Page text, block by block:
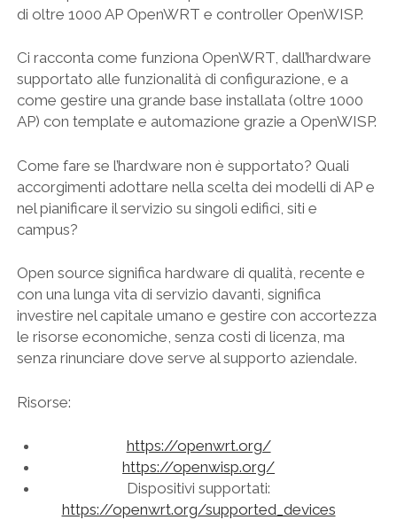
di oltre 1000 AP OpenWRT e controller OpenWISP.
Ci racconta come funziona OpenWRT, dall’hardware
supportato alle funzionalità di configurazione, e a
come gestire una grande base installata (oltre 1000
AP) con template e automazione grazie a OpenWISP.
Come fare se l’hardware non è supportato? Quali
accorgimenti adottare nella scelta dei modelli di AP e
nel pianificare il servizio su singoli edifici, siti e
campus?
Open source significa hardware di qualità, recente e
con una lunga vita di servizio davanti, significa
investire nel capitale umano e gestire con accortezza
le risorse economiche, senza costi di licenza, ma
senza rinunciare dove serve al supporto aziendale.
Risorse:
https://openwrt.org/
https://openwisp.org/
Dispositivi supportati:
https://openwrt.org/supported_devices